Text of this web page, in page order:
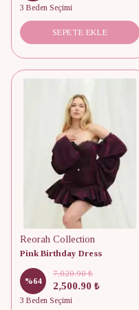
3 Beden Seçimi
SEPETE EKLE
Reorah Collection
Pink Birthday Dress
%64
7,020.90 ₺
2,500.90 ₺
3 Beden Seçimi